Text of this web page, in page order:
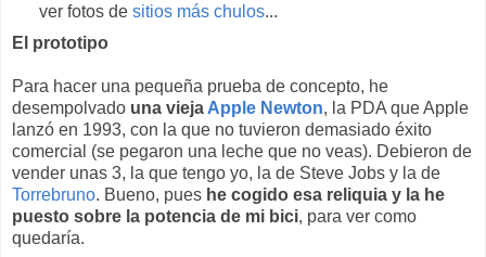
ver fotos de sitios más chulos...
El prototipo
Para hacer una pequeña prueba de concepto, he
desempolvado una vieja Apple Newton, la PDA que Apple
lanzó en 1993, con la que no tuvieron demasiado éxito
comercial (se pegaron una leche que no veas). Debieron de
vender unas 3, la que tengo yo, la de Steve Jobs y la de
Torrebruno. Bueno, pues he cogido esa reliquia y la he
puesto sobre la potencia de mi bici, para ver como
quedaría.